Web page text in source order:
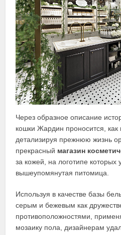
Через образное описание
кошки Жардин проносится, как
детализируя прежнюю жизнь
прекрасный магазин
за кожей, на логотипе которых
вышеупомянутая питомица.
Используя в качестве базы
серым и бежевым как
противоположностями,
мозаику пола, дизайнерам